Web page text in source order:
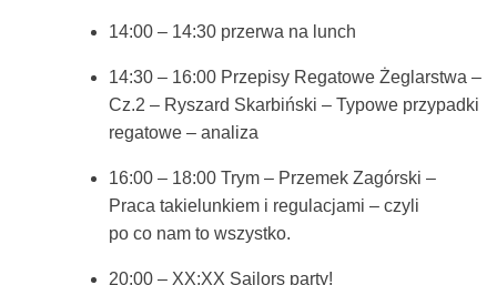
14:00 – 14:30 przerwa na lunch
14:30 – 16:00 Przepisy Regatowe Żeglarstwa –
Cz.2 – Ryszard Skarbiński – Typowe przypadki
regatowe – analiza
16:00 – 18:00 Trym – Przemek Zagórski –
Praca takielunkiem i regulacjami – czyli
po co nam to wszystko.
20:00 – XX:XX Sailors party!